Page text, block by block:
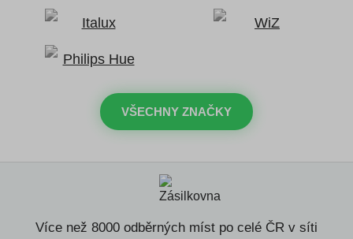
VŠECHNY ZNAČKY
Více než 8000 odběrných míst po celé ČR v síti